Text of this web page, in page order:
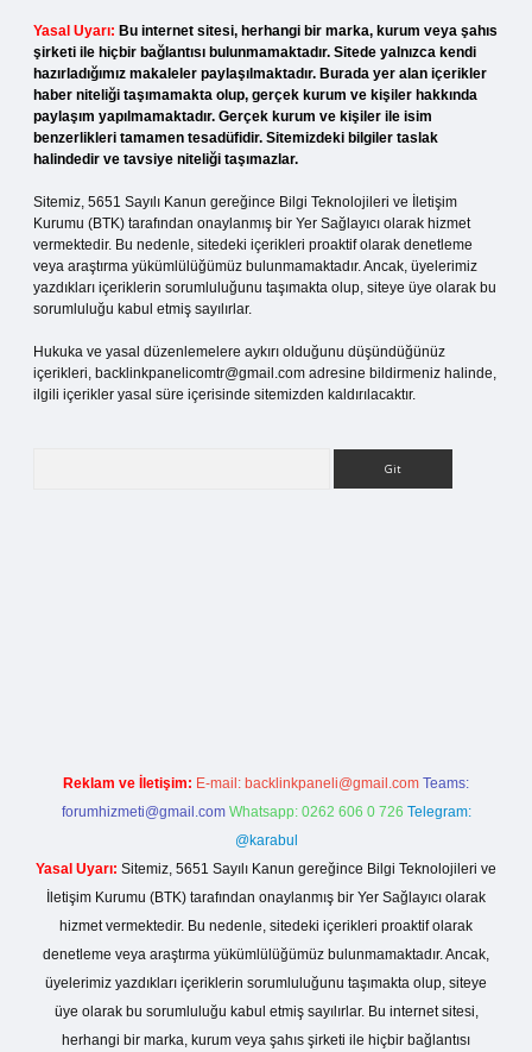
Yasal Uyarı: Bu internet sitesi, herhangi bir marka, kurum veya şahıs
şirketi ile hiçbir bağlantısı bulunmamaktadır. Sitede yalnızca kendi
hazırladığımız makaleler paylaşılmaktadır. Burada yer alan içerikler
haber niteliği taşımamakta olup, gerçek kurum ve kişiler hakkında
paylaşım yapılmamaktadır. Gerçek kurum ve kişiler ile isim
benzerlikleri tamamen tesadüfidir. Sitemizdeki bilgiler taslak
halindedir ve tavsiye niteliği taşımazlar.
Sitemiz, 5651 Sayılı Kanun gereğince Bilgi Teknolojileri ve İletişim
Kurumu (BTK) tarafından onaylanmış bir Yer Sağlayıcı olarak hizmet
vermektedir. Bu nedenle, sitedeki içerikleri proaktif olarak denetleme
veya araştırma yükümlülüğümüz bulunmamaktadır. Ancak, üyelerimiz
yazdıkları içeriklerin sorumluluğunu taşımakta olup, siteye üye olarak bu
sorumluluğu kabul etmiş sayılırlar.
Hukuka ve yasal düzenlemelere aykırı olduğunu düşündüğünüz
içerikleri, backlinkpanelicomtr@gmail.com adresine bildirmeniz halinde,
ilgili içerikler yasal süre içerisinde sitemizden kaldırılacaktır.
Reklam ve İletişim: E-mail: backlinkpaneli@gmail.com Teams:
forumhizmeti@gmail.com Whatsapp: 0262 606 0 726 Telegram:
@karabul
Yasal Uyarı: Sitemiz, 5651 Sayılı Kanun gereğince Bilgi Teknolojileri ve
İletişim Kurumu (BTK) tarafından onaylanmış bir Yer Sağlayıcı olarak
hizmet vermektedir. Bu nedenle, sitedeki içerikleri proaktif olarak
denetleme veya araştırma yükümlülüğümüz bulunmamaktadır. Ancak,
üyelerimiz yazdıkları içeriklerin sorumluluğunu taşımakta olup, siteye
üye olarak bu sorumluluğu kabul etmiş sayılırlar. Bu internet sitesi,
herhangi bir marka, kurum veya şahıs şirketi ile hiçbir bağlantısı